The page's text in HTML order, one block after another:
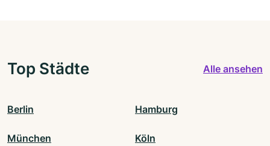
Top Städte Alle ansehen
Berlin Hamburg
München Köln